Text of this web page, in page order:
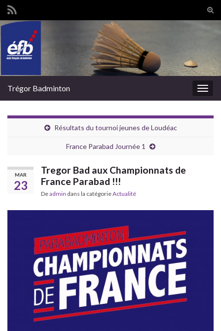
Trégor Badminton
Résultats du tournoi jeunes de Loudéac
France Parabad Journée 1
MAR
23
Tregor Bad aux Championnats de
France Parabad !!!
Deadmin dans la catégorieActualité